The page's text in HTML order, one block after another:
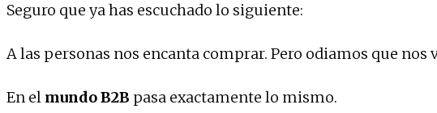
Seguro que ya has escuchado lo siguiente:
A las personas nos encanta comprar. Pero odiamos que nos
En el mundo B2B pasa exactamente lo mismo.